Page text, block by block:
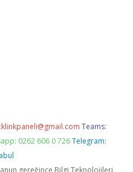
Teams:
0262 606 0 726 Telegram:
gereğince Bilgi Teknolojileri